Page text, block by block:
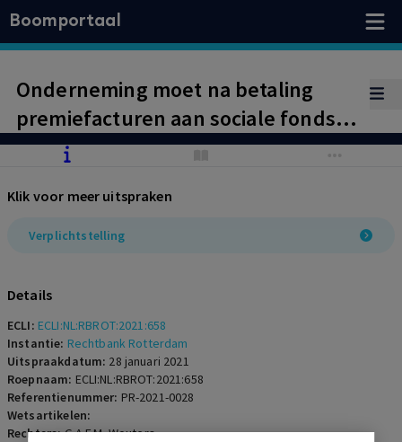
Boomportaal
Onderneming moet na betaling
premiefacturen aan sociale fondsen
en bedrijfstakpensioenfondsen
buitengerechtelijke kosten over
premiefactuur niet;
rentefactuur wel
Klik voor meer uitspraken
Verplichtstelling
Details
ECLI: ECLI:NL:RBROT:2021:658
Instantie: Rechtbank Rotterdam
Uitspraakdatum: 28 januari 2021
Roepnaam: ECLI:NL:RBROT:2021:658
Referentienummer: PR-2021-0028
Wetsartikelen:
Rechters:G.A.F.M. Wouters